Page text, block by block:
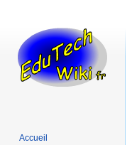
Accueil